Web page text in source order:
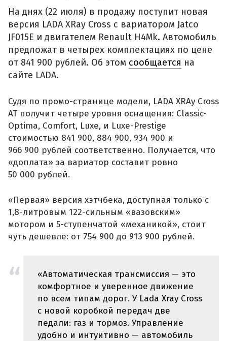
На днях (22 июля) в продажу поступит новая
версия LADA XRay Cross с вариатором Jatco
JF015E и двигателем Renault H4Mk. Автомобиль
предложат в четырех комплектациях по цене
от 841 900 рублей. Об этом сообщается на
сайте LADA.
Судя по промо-странице модели, LADA XRAy Cross
АТ получит четыре уровня оснащения: Classic-
Optima, Comfort, Luxe, и Luxe-Prestige
стоимостью 841 900, 884 900, 934 900 и
966 900 рублей соответственно. Получается, что
«доплата» за вариатор составит ровно
50 000 рублей.
«Первая» версия хэтчбека, доступная только с
1,8-литровым 122-сильным «вазовским»
мотором и 5-ступенчатой «механикой», стоит
чуть дешевле: от 754 900 до 913 900 рублей.
«Автоматическая трансмиссия — это
комфортное и уверенное движение
по всем типам дорог. У Lada Xray Cross
с новой коробкой передач две
педали: газ и тормоз. Управление
удобно и интуитивно — автомобиль